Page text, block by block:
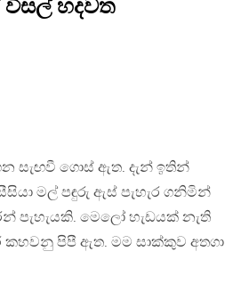
හදවත
සැඟවී ගොස් ඇත. දැන් ඉතින්
මල් පඳුරු ඇස් පැහැර ගනිමින්
පැහැයකි. මෙලෝ හැඩයක් නැති
කහවනු පිපී ඇත. මම සාක්කුව අතගා